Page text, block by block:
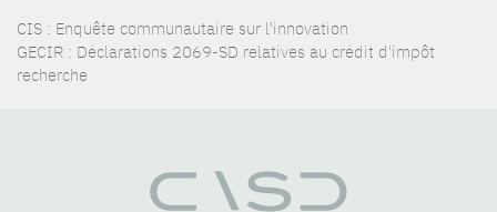
CIS : Enquête communautaire sur l'innovation
GECIR : Déclarations 2069-SD relatives au crédit d'impôt
recherche